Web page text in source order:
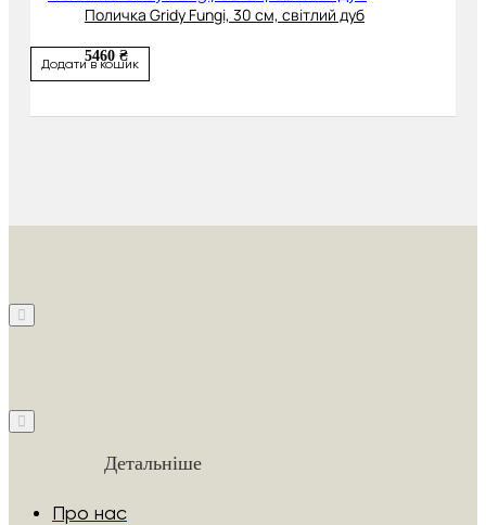
Поличка Gridy Fungi, 30 см, світлий дуб
5460 ₴
Додати в кошик
Детальніше
Про нас